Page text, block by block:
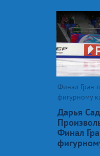
Финал Гран-
фигурному
Дарья
Финал